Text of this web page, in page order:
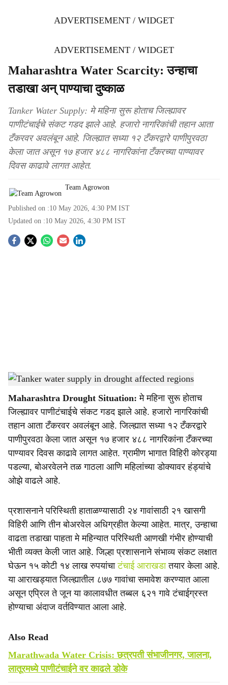
ADVERTISEMENT / WIDGET
ADVERTISEMENT / WIDGET
Maharashtra Water Scarcity: उन्हाचा
तडाखा अन् पाण्याचा दुष्काळ
Tanker Water Supply: मे महिना सुरू होताच जिल्ह्यावर
पाणीटंचाईचे संकट गडद झाले आहे. हजारो नागरिकांची तहान आता
टँकरवर अवलंबून आहे. जिल्ह्यात सध्या १२ टँकरद्वारे पाणीपुरवठा
केला जात असून १७ हजार ४८८ नागरिकांना टँकरच्या पाण्यावर
दिवस काढावे लागत आहेत.
Team Agrowon
Published on :10 May 2026, 4:30 PM IST
Updated on :10 May 2026, 4:30 PM IST
S
a
r
e
Tanker water supply in drought affected regions-Agrowon
Maharashtra Drought Situation: मे महिना सुरू होताच
जिल्ह्यावर पाणीटंचाईचे संकट गडद झाले आहे. हजारो नागरिकांची
तहान आता टँकरवर अवलंबून आहे. जिल्ह्यात सध्या १२ टँकरद्वारे
पाणीपुरवठा केला जात असून १७ हजार ४८८ नागरिकांना टँकरच्या
पाण्यावर दिवस काढावे लागत आहेत. ग्रामीण भागात विहिरी कोरड्या
पडल्या, बोअरवेलने तळ गाठला आणि महिलांच्या डोक्यावर हंड्यांचे
ओझे वाढले आहे.
प्रशासनाने परिस्थिती हाताळण्यासाठी २४ गावांसाठी २१ खासगी
विहिरी आणि तीन बोअरवेल अधिग्रहीत केल्या आहेत. मात्र, उन्हाचा
वाढता तडाखा पाहता मे महिन्यात परिस्थिती आणखी गंभीर होण्याची
भीती व्यक्त केली जात आहे. जिल्हा प्रशासनाने संभाव्य संकट लक्षात
घेऊन १५ कोटी १४ लाख रुपयांचाटंचाई आराखडातयार केला आहे.
या आराखड्यात जिल्ह्यातील ८७७ गावांचा समावेश करण्यात आला
असून एप्रिल ते जून या कालावधीत तब्बल ६२१ गावे टंचाईग्रस्त
होण्याचा अंदाज वर्तविण्यात आला आहे.
Also Read
Marathwada Water Crisis: छत्रपती संभाजीनगर, जालना,
लातूरमध्ये पाणीटंचाईने वर काढले डोके